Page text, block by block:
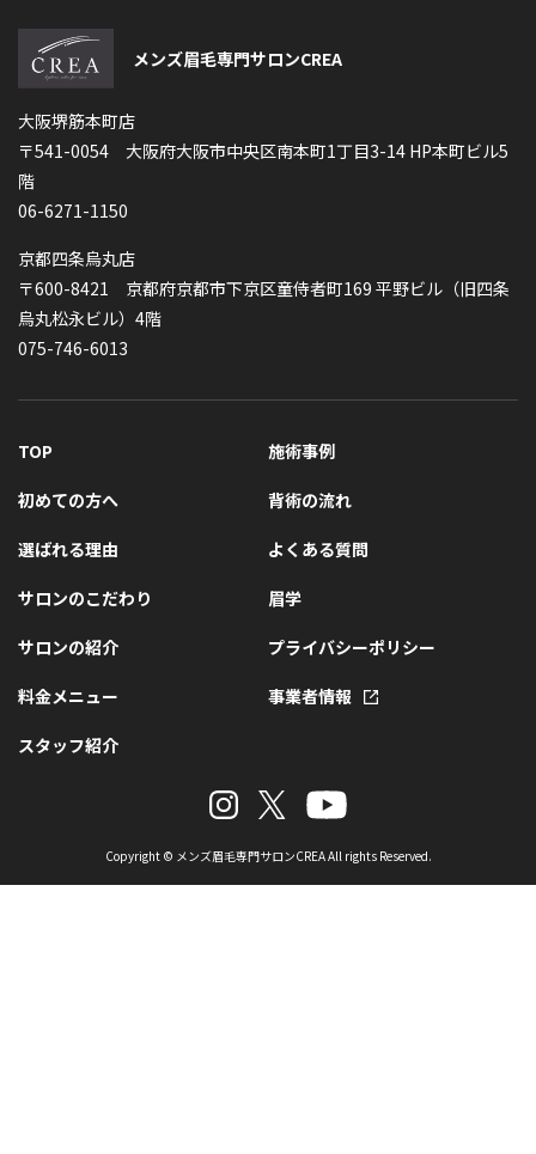
メンズ眉毛専門サロンCREA
大阪堺筋本町店
〒541-0054 大阪府大阪市中央区南本町1丁目3-14 HP本町ビル5
階
06-6271-1150
京都四条烏丸店
〒600-8421 京都府京都市下京区童侍者町169 平野ビル（旧四条
烏丸松永ビル）4階
075-746-6013
TOP
初めての方へ
選ばれる理由
サロンのこだわり
サロンの紹介
料金メニュー
スタッフ紹介
施術事例
背術の流れ
よくある質問
眉学
プライバシーポリシー
事業者情報
Copyright © メンズ眉毛専門サロンCREA All rights Reserved.